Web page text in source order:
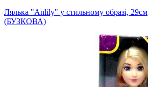
Лялька "Anlily" у стильному образі, 29см
(БУЗКОВА)